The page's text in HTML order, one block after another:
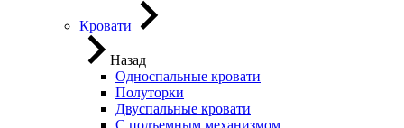
Кровати
Назад
Односпальные кровати
Полуторки
Двуспальные кровати
С подъемным механизмом